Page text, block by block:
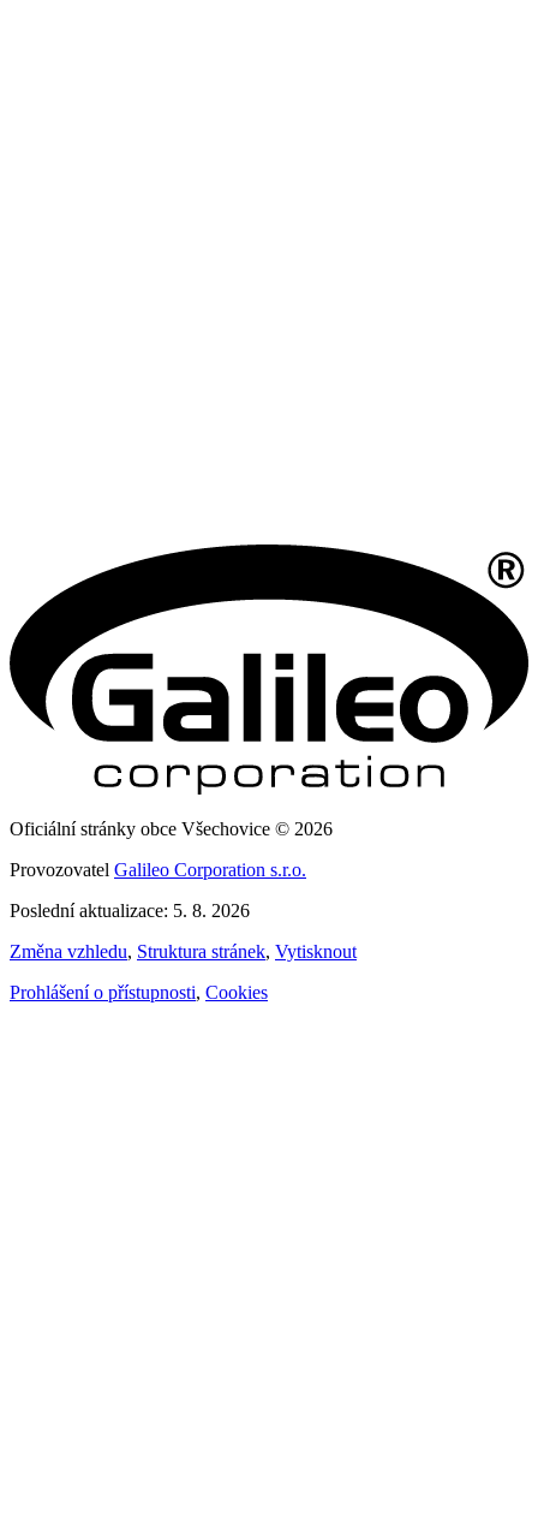
Oficiální stránky obce Všechovice © 2026
Provozovatel Galileo Corporation s.r.o.
Poslední aktualizace: 5. 8. 2026
Změna vzhledu, Struktura stránek, Vytisknout
Prohlášení o přístupnosti, Cookies